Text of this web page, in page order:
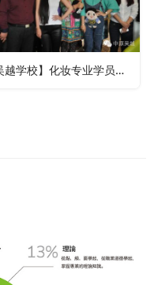
【吴越学校】化妆专业学员入驻《美女住店》为剧组演员化妆